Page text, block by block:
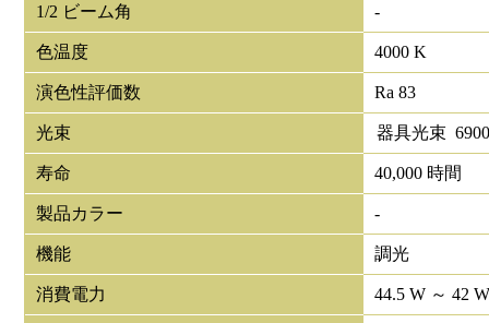
1/2 ビーム角 -
色温度 4000 K
演色性評価数 Ra 83
光束 器具光束
寿命 40,000 時間
製品カラー -
機能 調光
消費電力 44.5 W ～ 42